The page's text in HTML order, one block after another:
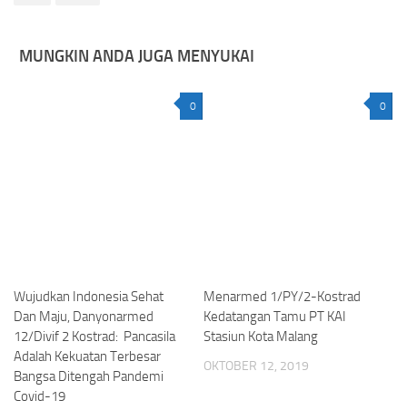
MUNGKIN ANDA JUGA MENYUKAI
0
Wujudkan Indonesia Sehat
Dan Maju, Danyonarmed
12/Divif 2 Kostrad: Pancasila
Adalah Kekuatan Terbesar
Bangsa Ditengah Pandemi
Covid-19
0
Menarmed 1/PY/2-Kostrad
Kedatangan Tamu PT KAI
Stasiun Kota Malang
OKTOBER 12, 2019